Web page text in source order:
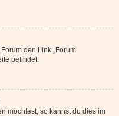
den Link „Forum
befindet.
möchtest, so kannst du dies im